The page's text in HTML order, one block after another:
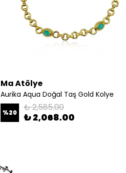
Ma Atölye
Aurika Aqua Doğal Taş Gold Kolye
%20 ₺ 2,585.00
₺ 2,068.00